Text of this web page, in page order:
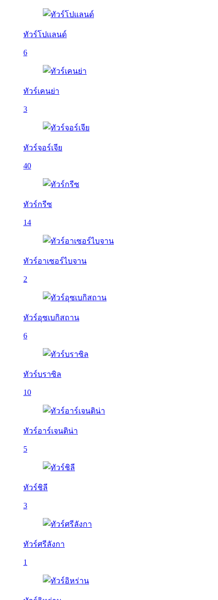
ทัวร์โปแลนด์
6
ทัวร์เคนย่า
3
ทัวร์จอร์เจีย
40
ทัวร์กรีซ
14
ทัวร์อาเซอร์ไบจาน
2
ทัวร์อุซเบกิสถาน
6
ทัวร์บราซิล
10
ทัวร์อาร์เจนติน่า
5
ทัวร์ชิลี
3
ทัวร์ศรีลังกา
1